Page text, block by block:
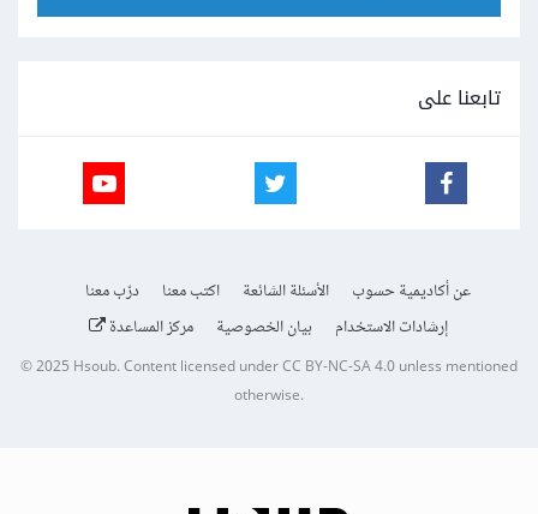
تابعنا على
عن أكاديمية حسوب الأسئلة الشائعة اكتب معنا
درّب معنا
إرشادات الاستخدام
بيان الخصوصية مركز المساعدة
© 2025Hsoub.Content licensed underCC BY-NC-SA 4.0unless mentioned
otherwise.